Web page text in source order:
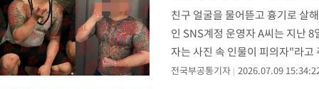
친구 얼굴을 물어뜯고 흉기로 살
인 SNS계정 운영자 A씨는 지난
자는 사진 속 인물이 피의자"라고
전국부공통기자 2026.07.09